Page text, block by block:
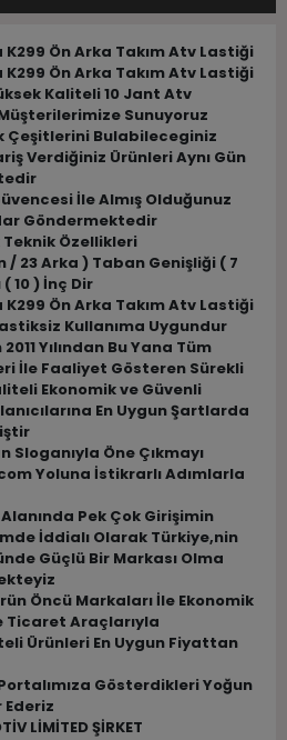
K299 Ön Arka Takım Atv Lastiği
K299 Ön Arka Takım Atv Lastiği
Kaliteli 10 Jant Atv
Sunuyoruz
Çeşitlerini Bulabileceginiz
Verdiğiniz Ürünleri Aynı Gün
İle Almış Olduğunuz
Göndermektedir
Teknik Özellikleri
/ 23 Arka ) Taban Genişliği ( 7
10 ) İnç Dir
K299 Ön Arka Takım Atv Lastiği
Kullanıma Uygundur
Yılından Bu Yana Tüm
İle Faaliyet Gösteren Sürekli
Ekonomik ve Güvenli
En Uygun Şartlarda
Öne Çıkmayı
Yoluna İstikrarlı Adımlarla
Pek Çok Girişimin
İddialı Olarak Türkiye,nin
Güçlü Bir Markası Olma
Öncü Markaları İle Ekonomik
Ticaret Araçlarıyla
Ürünleri En Uygun Fiyattan
Gösterdikleri Yoğun
Ederiz
LİMİTED ŞİRKET